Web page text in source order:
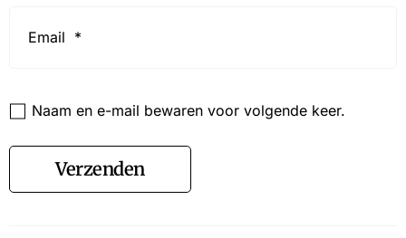
Naam en e-mail bewaren voor volgende keer.
Verzenden